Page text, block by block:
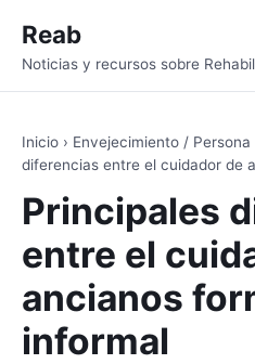
Reab
Noticias y recursos sobre
Inicio › Envejecimiento /
diferencias entre el cuidador de
Principales
entre el
ancianos
informal